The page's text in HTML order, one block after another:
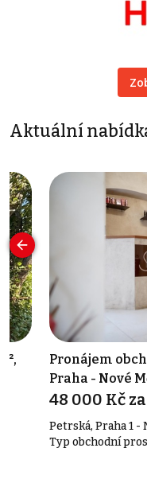
Aktuální
Pronájem
Praha - Nové
48 000 Kč
Petrská, Praha 1 -
Typ obchodní